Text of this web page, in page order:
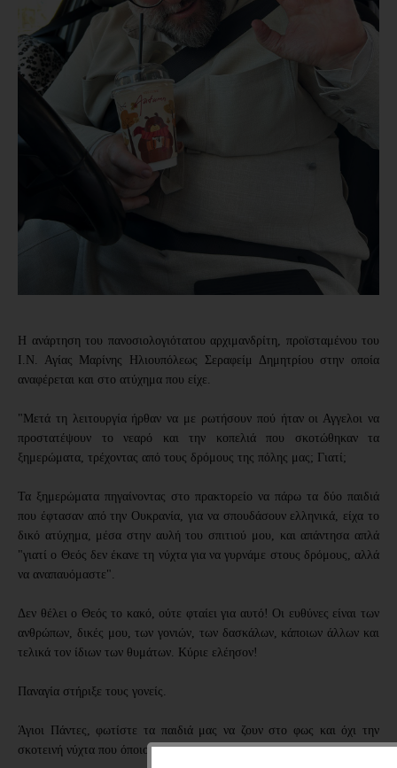
Η ανάρτηση του πανοσιολογιότατου αρχιμανδρίτη, προϊσταμένου του
Ι.Ν. Αγίας Μαρίνης Ηλιουπόλεως Σεραφείμ Δημητρίου στην οποία
αναφέρεται και στο ατύχημα που είχε.
"Μετά τη λειτουργία ήρθαν να με ρωτήσουν πού ήταν οι Αγγελοι να
προστατέψουν το νεαρό και την κοπελιά που σκοτώθηκαν τα
ξημερώματα, τρέχοντας από τους δρόμους της πόλης μας; Γιατί;
Τα ξημερώματα πηγαίνοντας στο πρακτορείο να πάρω τα δύο παιδιά
που έφτασαν από την Ουκρανία, για να σπουδάσουν ελληνικά, είχα το
δικό ατύχημα, μέσα στην αυλή του σπιτιού μου, και απάντησα απλά
"γιατί ο Θεός δεν έκανε τη νύχτα για να γυρνάμε στους δρόμους, αλλά
να αναπαυόμαστε".
Δεν θέλει ο Θεός το κακό, ούτε φταίει για αυτό! Οι ευθύνες είναι των
ανθρώπων, δικές μου, των γονιών, των δασκάλων, κάποιων άλλων και
τελικά τον ίδιων των θυμάτων. Κύριε ελέησον!
Παναγία στήριξε τους γονείς.
Άγιοι Πάντες, φωτίστε τα παιδιά μας να ζουν στο φως και όχι την
σκοτεινή νύχτα που όποιος περπατεί, οι παλιοί μας έλεγαν ... τι πατεί.